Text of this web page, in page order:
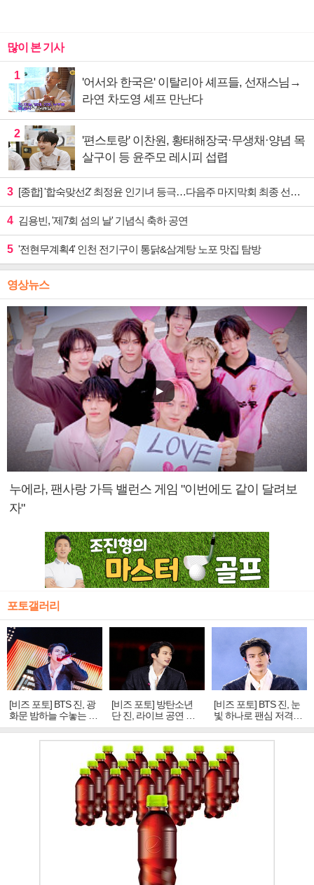
많이 본 기사
1
'어서와 한국은' 이탈리아 셰프들, 선재스님→
라연 차도영 셰프 만난다
2
'편스토랑' 이찬원, 황태해장국·무생채·양념 목
살구이 등 윤주모 레시피 섭렵
3 [종합] '합숙맞선2' 최정윤 인기녀 등극…다음주 마지막회 최종 선택 예고
4 김용빈, '제7회 섬의 날' 기념식 축하 공연
5 '전현무계획4' 인천 전기구이 통닭&삼계탕 노포 맛집 탐방
영상뉴스
누에라, 팬사랑 가득 밸런스 게임 "이번에도 같이 달려보
자"
포토갤러리
[비즈 포토] BTS 진, 광
화문 밤하늘 수놓는 '비
주얼 킹'의 열창
[비즈 포토] 방탄소년
단 진, 라이브 공연 중
빛나는 독보적 아우라
[비즈 포토] BTS 진, 눈
빛 하나로 팬심 저격…
독보적 카리스마